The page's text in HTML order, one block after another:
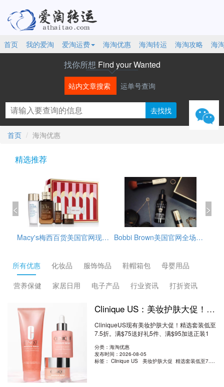
首页 我的爱淘 爱淘运费 海淘优惠 海淘转运 海淘攻略 海
找你所想 Find your Wanted
站内文章搜索 运单号查询
首页 海淘优惠
精选推荐
Bobbi Brown美国官网全场海淘满赠活动开启，订单满$65赠3件护肤小样（橘子面霜7ml+眼部打底5ml+卸妆油15ml），需使用优惠码：REFRESH，美国境内免邮，需要通过转运公司运输回来。 GlamGlow格莱魅美国官网冬季大促精选护肤品低至5折+部分额外9折促销，需用码：EXTRA10，另外，订单满$75送清洁4件套，价值$49，美国境内免邮。
< >
所有优惠 化妆品 服饰饰品 鞋帽箱包
母婴用品
营养保健
家居日用 电子产品 行业资讯 打折资讯
Clinique US：美妆护肤大促！精选套装低至7.5折 满送好礼5件+正装1件
CliniqueUS现有美妆护肤大促！精选套装低至
7.5折。满$75送好礼5件、满$95加送正装1
分类：海淘优惠
发布时间：2026-08-05
标签：Clinique US 美妆护肤大促 精选套装低至7.5折